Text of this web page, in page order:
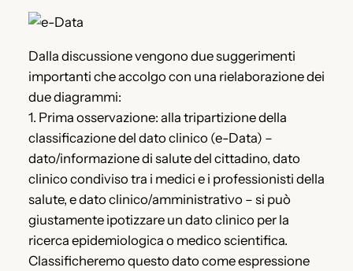
Dalla discussione vengono due suggerimenti
importanti che accolgo con una rielaborazione dei
due diagrammi:
1. Prima osservazione: alla tripartizione della
classificazione del dato clinico (e-Data) –
dato/informazione di salute del cittadino, dato
clinico condiviso tra i medici e i professionisti della
salute, e dato clinico/amministrativo – si può
giustamente ipotizzare un dato clinico per la
ricerca epidemiologica o medico scientifica.
Classificheremo questo dato come espressione